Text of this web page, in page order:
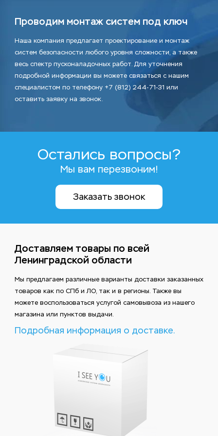
Проводим монтаж систем под ключ
Наша компания предлагает проектирование и монтаж
систем безопасности любого уровня сложности, а также
весь спектр пусконаладочных работ. Для уточнения
подробной информации вы можете связаться с нашим
специалистом по телефону +7 (812) 244-71-31 или
оставить заявку на звонок.
Остались вопросы?
Мы вам перезвоним!
Заказать звонок
Доставляем товары по всей
Ленинградской области
Мы предлагаем различные варианты доставки заказанных
товаров как по СПб и ЛО, так и в регионы. Также вы
можете воспользоваться услугой самовывоза из нашего
магазина или пунктов выдачи.
Подробная информация о доставке.